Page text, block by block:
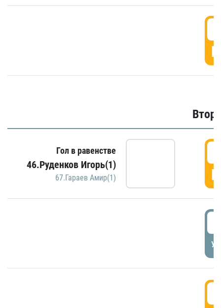
Гол в равенстве
46.Руденков Игорь(1)
67.Гараев Амир(1)